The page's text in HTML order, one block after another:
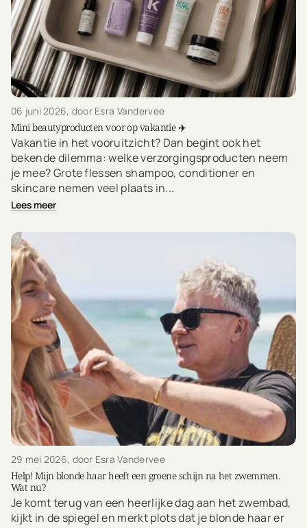
06 juni 2026, door Esra Vandervee
Mini beautyproducten voor op vakantie ✈️
Vakantie in het vooruitzicht? Dan begint ook het
bekende dilemma: welke verzorgingsproducten neem
je mee? Grote flessen shampoo, conditioner en
skincare nemen veel plaats in...
Lees meer
29 mei 2026, door Esra Vandervee
Help! Mijn blonde haar heeft een groene schijn na het zwemmen.
Wat nu?
Je komt terug van een heerlijke dag aan het zwembad,
kijkt in de spiegel en merkt plots dat je blonde haar er